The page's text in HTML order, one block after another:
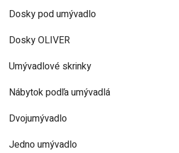
Dosky pod umývadlo
Dosky OLIVER
Umývadlové skrinky
Nábytok podľa umývadlá
Dvojumývadlo
Jedno umývadlo